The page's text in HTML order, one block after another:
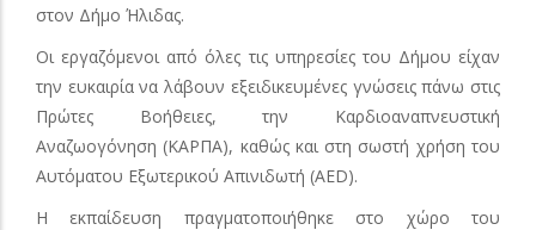
στον Δήμο Ήλιδας.
Οι εργαζόμενοι από όλες τις υπηρεσίες του Δήμου είχαν
την ευκαιρία να λάβουν εξειδικευμένες γνώσεις πάνω στις
Πρώτες Βοήθειες, την Καρδιοαναπνευστική
Αναζωογόνηση (ΚΑΡΠΑ), καθώς και στη σωστή χρήση του
Αυτόματου Εξωτερικού Απινιδωτή (AED).
Η εκπαίδευση πραγματοποιήθηκε στο χώρο του